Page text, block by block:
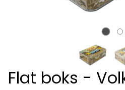
Flat boks -